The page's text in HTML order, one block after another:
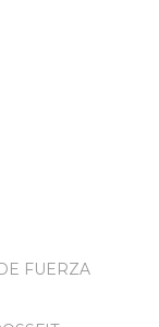
FUERZA